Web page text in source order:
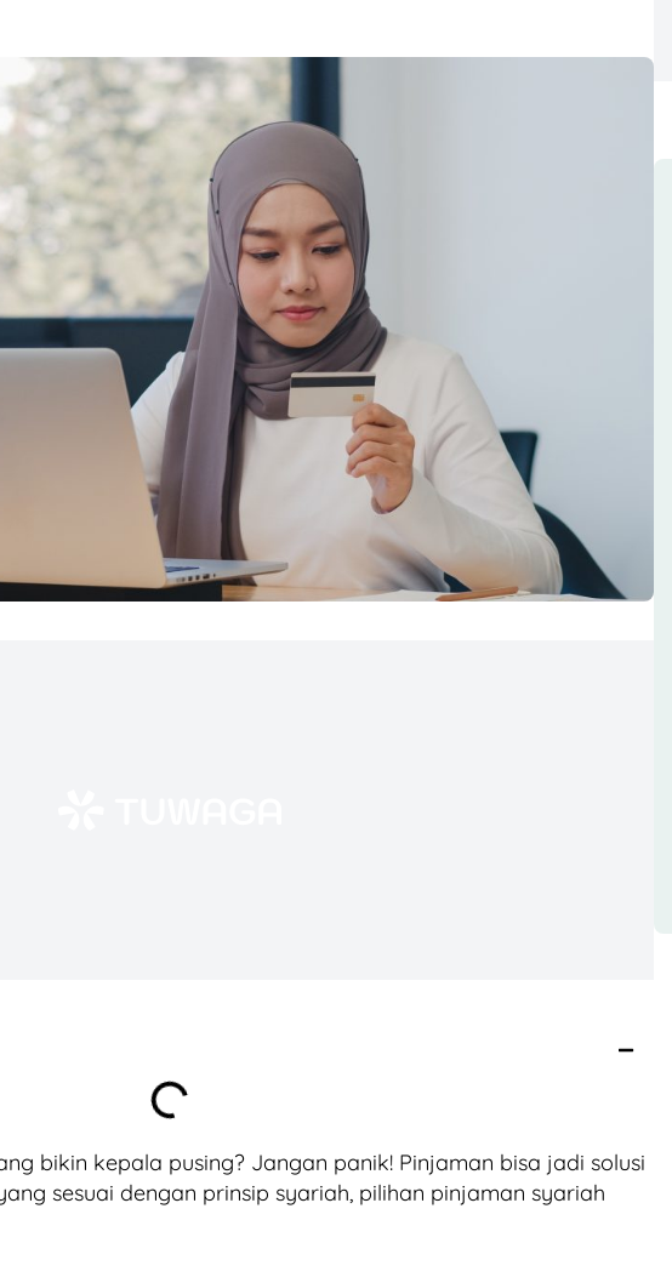
bikin kepala pusing? Jangan panik! Pinjaman bisa jadi solusi
sesuai dengan prinsip syariah, pilihan pinjaman syariah